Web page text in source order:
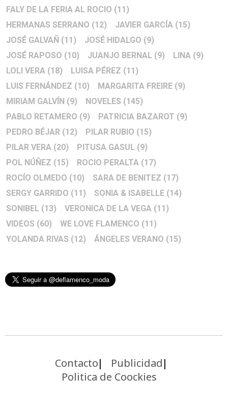
FALY DE LA FERIA AL ROCIO (11)
HERMANAS SERRANO (12) JAVIER GARCÍA (15)
JOSÉ GALVAÑ (11) JOSÉ HIDALGO (9)
JOSÉ RAPOSO (10) JUANJO BERNAL (9) LINA (9)
LOLI VERA (18) LUISA PÉREZ (11)
LUIS FERNÁNDEZ (10) MARGARITA FREIRE (9)
MIRIAM GALVÍN (9) NOVELES (145)
PABLO RETAMERO (9) PATRICIA BAZAROT (9)
PEDRO BÉJAR (12) PILAR RUBIO (15)
PILAR VERA (20) PITUSA GASUL (9)
POL NÚÑEZ (15) ROCIO PERALTA (17)
ROCÍO OLMEDO (10) SARA DE BENITEZ (17)
SERGY GARRIDO (11) SONIA & ISABELLE (14)
SONIBEL (13) VERONICA DE LA VEGA (11)
VIDEOS (60) WE LOVE FLAMENCO (11)
YOLANDA RIVAS (12) ÁNGELES VERANO (15)
Contacto
Publicidad
Politica de Coockies